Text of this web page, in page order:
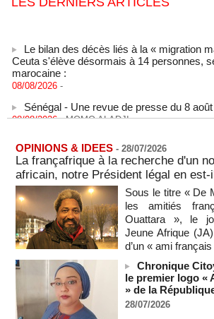
Ceuta s'élève désormais à 14 personnes,
marocaine :
08/08/2026 -
08/08/2026 -MOMO ALADJI
2026
08/08/2026 -MOMO ALADJI
A Ceuta, les enfants migrants risquent
maltraitance et d'exploitation, avertissent
07/08/2026 -
Les Bourses mondiales touchent des
l'emploi américain
07/08/2026 -
"Construction de la Grande Côte
Alassane Ouattara appelle à la contribution
vives de la nation
07/08/2026 -
OPINIONS & IDEES - 28/07/2026
La françafrique à la recherche d'un
africain, notre Président légal en
Sous le titre « De
les amitiés
Ouattara », le
Jeune Afrique
d’un « ami
Chronique
le premier logo «
» de la
28/07/2026